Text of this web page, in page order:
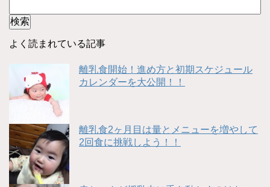
よく読まれている記事
離乳食開始！進め方と初期スケジュール
カレンダーを大公開！！
離乳食2ヶ月目は量とメニューを増やして
2回食に挑戦しよう！！